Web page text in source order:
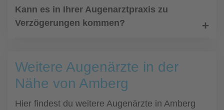
Kann es in Ihrer Augenarztpraxis zu
Verzögerungen kommen?
Weitere Augenärzte in der
Nähe von Amberg
Hier findest du weitere Augenärzte in Amberg